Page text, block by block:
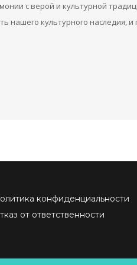
с верой и культурной
нашего культурного наследия,
конфиденциальности
от ответственности